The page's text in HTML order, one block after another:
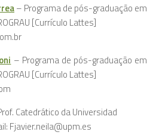
– Programa de pós-graduação em
[Currículo Lattes]
– Programa de pós-graduação em
[Currículo Lattes]
Catedrático da Universidad
Fjavier.neila@upm.es